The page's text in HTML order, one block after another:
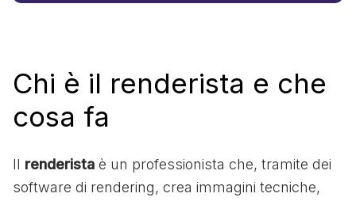
Chi è il renderista e che
cosa fa
Il renderista è un professionista che, tramite dei
software di rendering, crea immagini tecniche,